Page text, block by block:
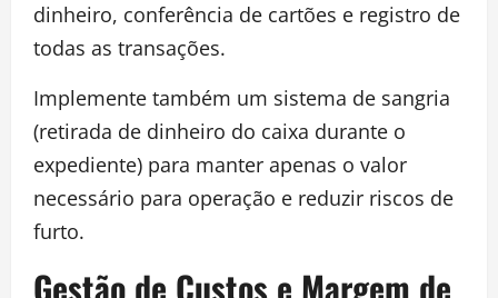
dinheiro, conferência de cartões e registro de
todas as transações.
Implemente também um sistema de sangria
(retirada de dinheiro do caixa durante o
expediente) para manter apenas o valor
necessário para operação e reduzir riscos de
furto.
Gestão de Custos e Margem de